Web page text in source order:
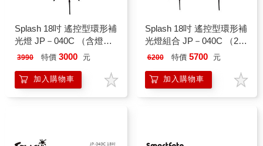
Splash 18吋 遙控型環形補
光燈 JP－040C （含燈
架）
3990 特價 3000 元
加入購物車
Splash 18吋 遙控型環形補
光燈組合 JP－040C （2
入/組）含燈架
6200 特價 5700 元
加入購物車